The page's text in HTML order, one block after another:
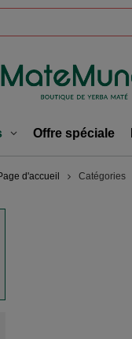
Offre spéciale
d'accueil Catégories